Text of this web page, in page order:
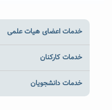
خدمات اعضای هیات علمی
خدمات کارکنان
خدمات دانشجویان